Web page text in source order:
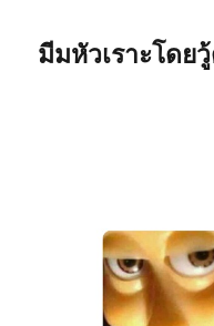
มีมหัวเราะโดย